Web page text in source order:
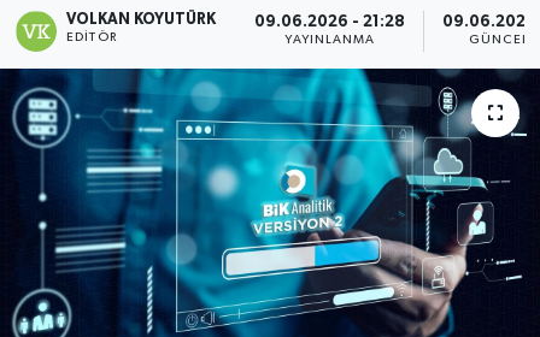
VOLKAN KOYUTÜRK
EDITÖR
09.06.2026 - 21:28
YAYINLANMA
09.06.2026
Sağlık
Siyaset
Spor
Yaşam
Yerel Yönetimler